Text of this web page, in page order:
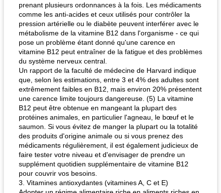
prenant plusieurs ordonnances à la fois. Les médicaments
comme les anti-acides et ceux utilisés pour contrôler la
pression artérielle ou le diabète peuvent interférer avec le
métabolisme de la vitamine B12 dans l'organisme - ce qui
pose un problème étant donné qu'une carence en
vitamine B12 peut entraîner de la fatigue et des problèmes
du système nerveux central.
Un rapport de la faculté de médecine de Harvard indique
que, selon les estimations, entre 3 et 4% des adultes sont
extrêmement faibles en B12, mais environ 20% présentent
une carence limite toujours dangereuse. (5) La vitamine
B12 peut être obtenue en mangeant la plupart des
protéines animales, en particulier l'agneau, le bœuf et le
saumon. Si vous évitez de manger la plupart ou la totalité
des produits d'origine animale ou si vous prenez des
médicaments régulièrement, il est également judicieux de
faire tester votre niveau et d'envisager de prendre un
supplément quotidien supplémentaire de vitamine B12
pour couvrir vos besoins.
3. Vitamines antioxydantes (vitamines A, C et E)